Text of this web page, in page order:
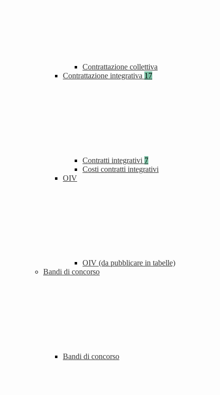
Contrattazione collettiva
Contrattazione integrativa 17
Contratti integrativi 7
Costi contratti integrativi
OIV
OIV (da pubblicare in tabelle)
Bandi di concorso
Bandi di concorso